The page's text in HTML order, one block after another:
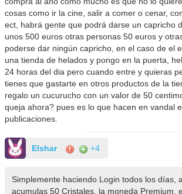
cosas como ir la cine, salir a comer o cenar,
ect, habrá gente que podrá darse un capricho
unos 500 euros otras personas 50 euros y
poderse dar ningún capricho, en el caso de el
una tienda de helados y pongo en la puerta,
24 horas del dia pero cuando entre y quieras
tienes que gastarte en otros productos de la
regalo un cucurucho con un valor de 50
queja ahora? pues es lo que hacen en vandal
publicaciones.
Elshar +4
Simplemente haciendo Login todos los días,
acumulas 50 Cristales, la moneda Premium,